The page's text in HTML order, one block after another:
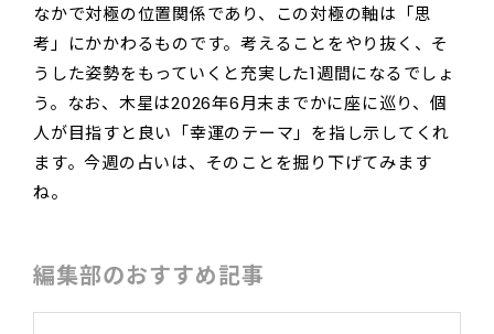
なかで対極の位置関係であり、この対極の軸は「思
考」にかかわるものです。考えることをやり抜く、そ
うした姿勢をもっていくと充実した1週間になるでしょ
う。なお、木星は2026年6月末までかに座に巡り、個
人が目指すと良い「幸運のテーマ」を指し示してくれ
ます。今週の占いは、そのことを掘り下げてみます
ね。
編集部のおすすめ記事